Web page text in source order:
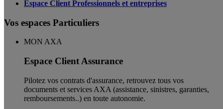
Espace Client Professionnels et entreprises
Vos espaces Particuliers
MON AXA
Espace Client Assurance
Pilotez vos contrats d'assurance, retrouvez tous vos
documents et services AXA (assistance, sinistres, garanties,
remboursements..) en toute autonomie. ​